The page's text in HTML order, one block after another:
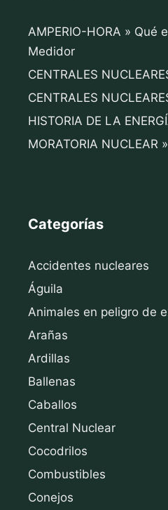
AMPERIO-HORA » Qué
Medidor
CENTRALES
CENTRALES
HISTORIA DE LA
MORATORIA NUCLEAR
Categorías
Accidentes nucleares
Águila
Animales en peligro de
Arañas
Ardillas
Ballenas
Caballos
Central Nuclear
Cocodrilos
Combustibles
Conejos